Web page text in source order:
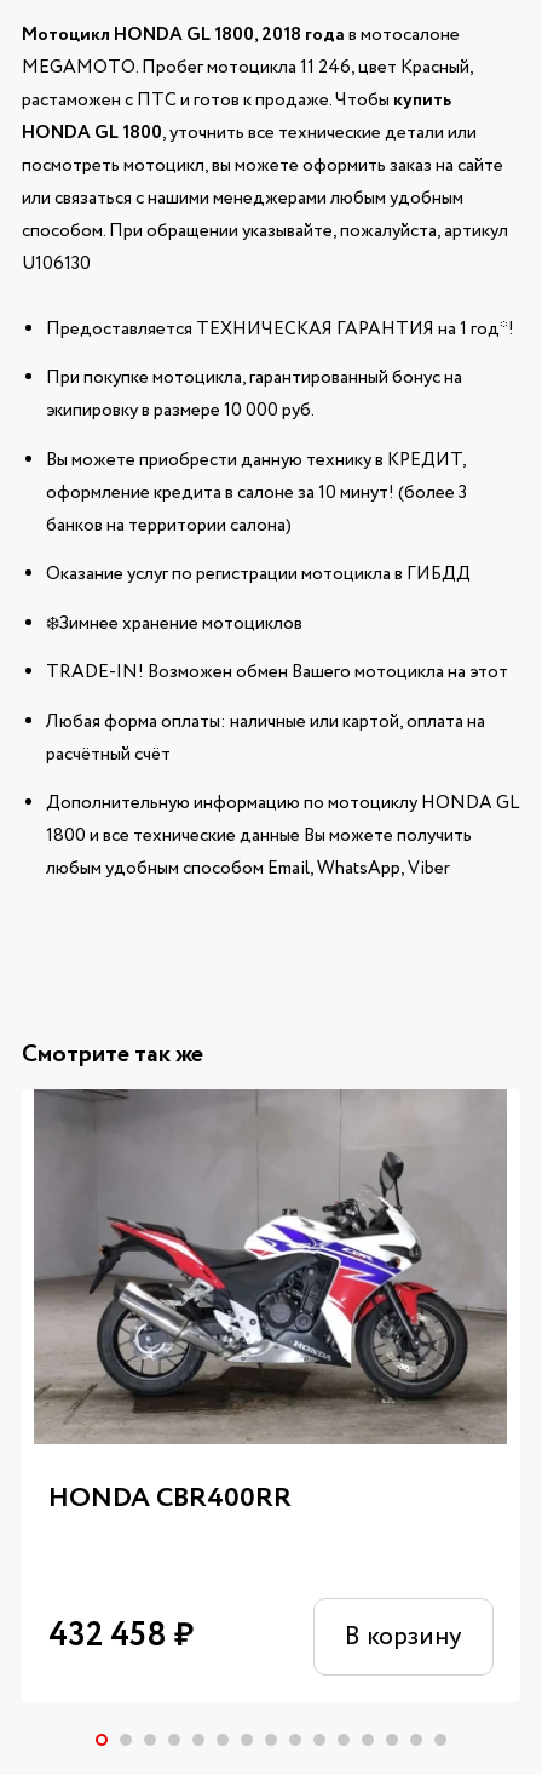
Мотоцикл HONDA GL 1800, 2018 годав мотосалоне
MEGAMOTO. Пробег мотоцикла 11 246, цвет Красный,
растаможен с ПТС и готов к продаже. Чтобы купить
HONDA GL 1800, уточнить все технические детали или
посмотреть мотоцикл, вы можете оформить заказ на сайте
или связаться с нашими менеджерами любым удобным
способом. При обращении указывайте, пожалуйста, артикул
U106130
Предоставляется ТЕХНИЧЕСКАЯ ГАРАНТИЯ на 1 год*!
При покупке мотоцикла, гарантированный бонус на
экипировку в размере 10 000 руб.
Вы можете приобрести данную технику в КРЕДИТ,
оформление кредита в салоне за 10 минут! (более 3
банков на территории салона)
Оказание услуг по регистрации мотоцикла в ГИБДД
❄️Зимнее хранение мотоциклов
TRADE-IN! Возможен обмен Вашего мотоцикла на этот
Любая форма оплаты: наличные или картой, оплата на
расчётный счёт
Дополнительную информацию по мотоциклу HONDA GL
1800 и все технические данные Вы можете получить
любым удобным способом Email, WhatsApp, Viber
Смотрите так же
HONDA CBR400RR
432 458 ₽ В корзину